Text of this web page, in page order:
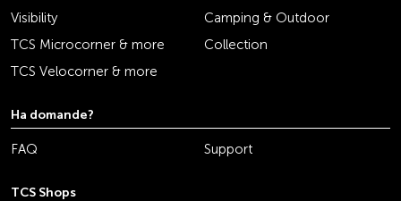
Visibility
Camping & Outdoor
TCS Microcorner & more
Collection
TCS Velocorner & more
Ha domande?
FAQ Support
TCS Shops